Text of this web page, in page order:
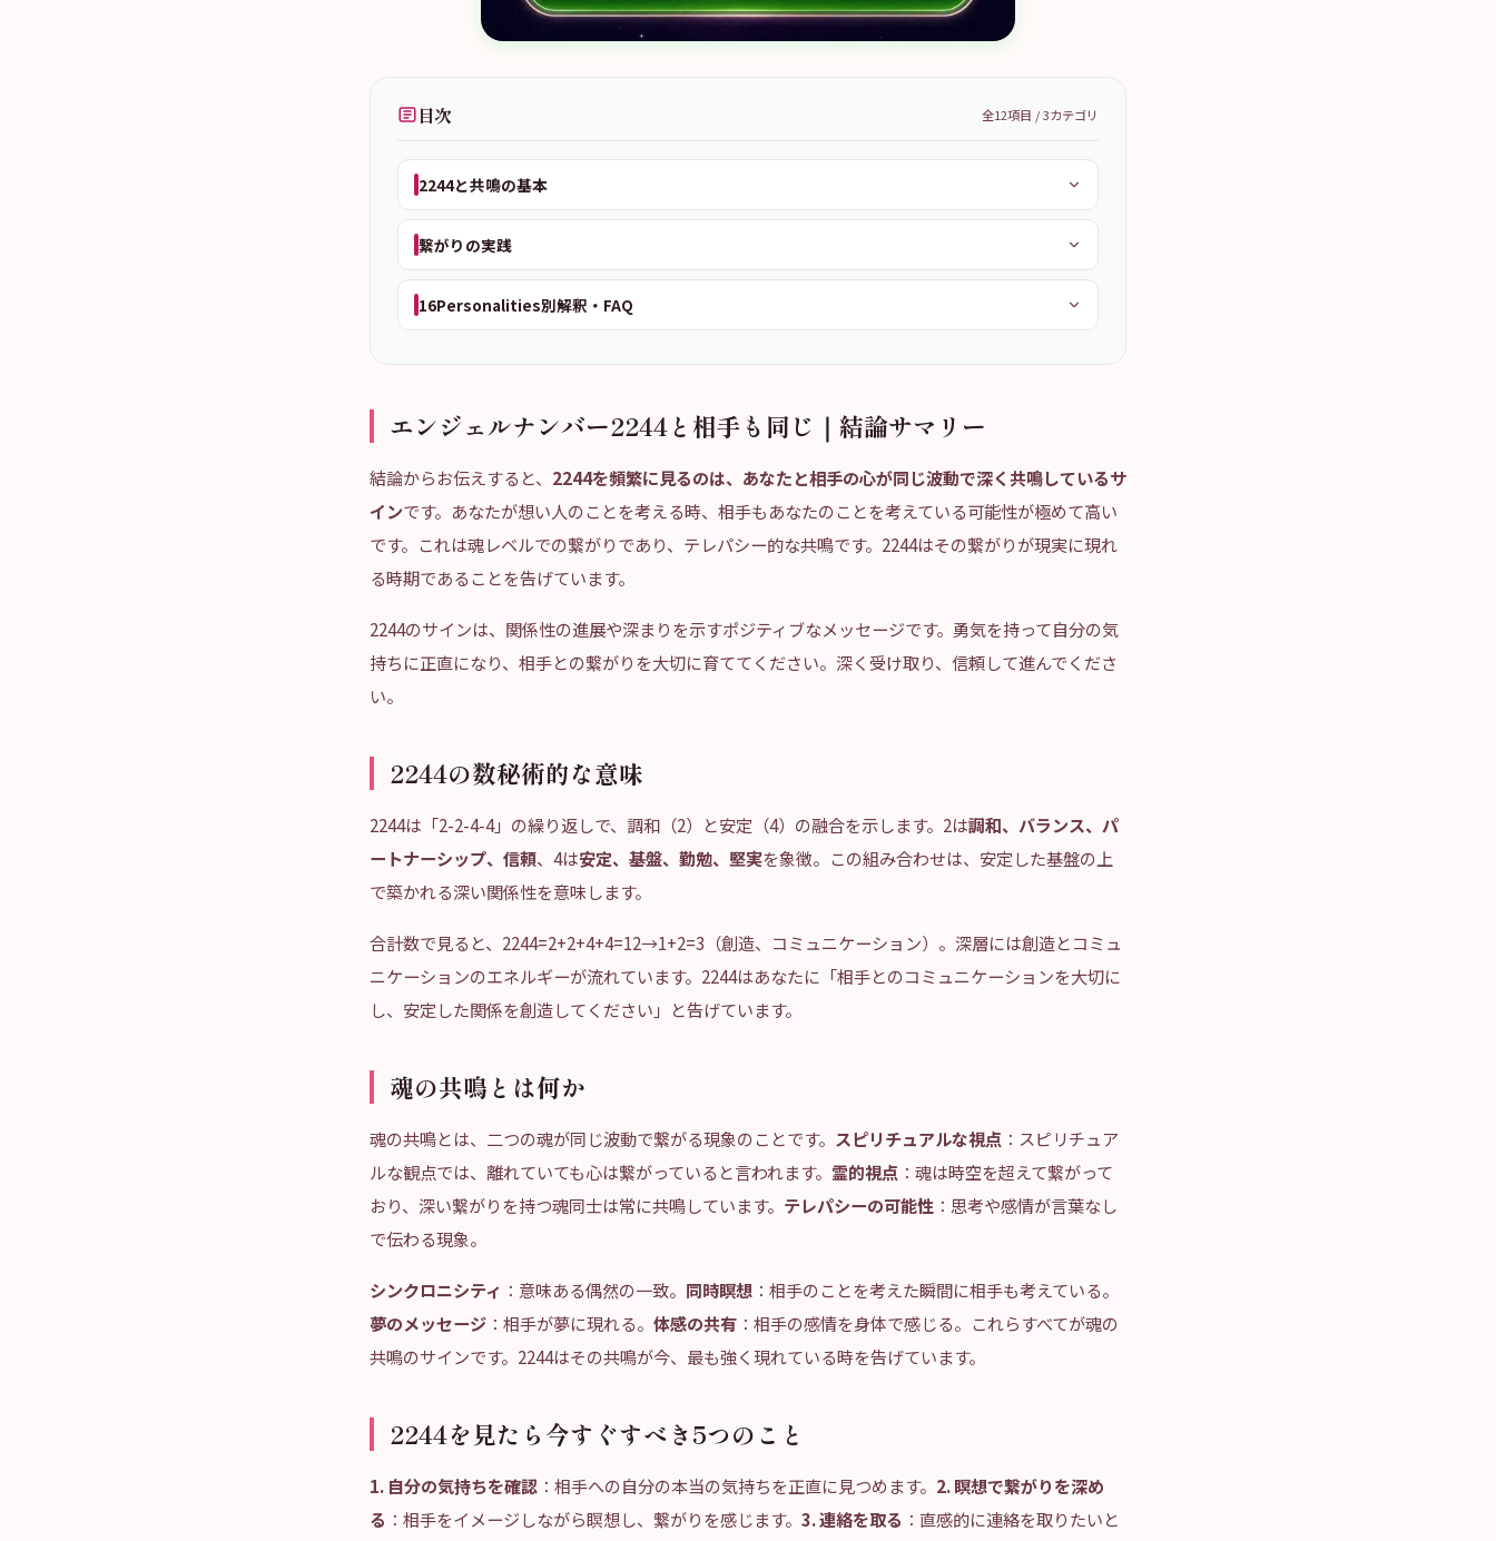
目次 全12項目 /3カテゴリ
2244と共鳴の基本
繋がりの実践
16Personalities別解釈・FAQ
エンジェルナンバー2244と相手も同じ｜結論サマリー
結論からお伝えすると、 2244を頻繁に見るのは、あなたと相手の心が同じ波動で深く共鳴しているサ
インです。あなたが想い人のことを考える時、相手もあなたのことを考えている可能性が極めて高い
です。これは魂レベルでの繋がりであり、テレパシー的な共鳴です。2244はその繋がりが現実に現れ
る時期であることを告げています。
2244のサインは、関係性の進展や深まりを示すポジティブなメッセージです。勇気を持って自分の気
持ちに正直になり、相手との繋がりを大切に育ててください。深く受け取り、信頼して進んでくださ
い。
2244の数秘術的な意味
2244は「2-2-4-4」の繰り返しで、調和（2）と安定（4）の融合を示します。2は調和、バランス、パ
ートナーシップ、信頼、4は安定、基盤、勤勉、堅実を象徴。この組み合わせは、安定した基盤の上
で築かれる深い関係性を意味します。
合計数で見ると、2244=2+2+4+4=12→1+2=3（創造、コミュニケーション）。深層には創造とコミュ
ニケーションのエネルギーが流れています。2244はあなたに「相手とのコミュニケーションを大切に
し、安定した関係を創造してください」と告げています。
魂の共鳴とは何か
魂の共鳴とは、二つの魂が同じ波動で繋がる現象のことです。 スピリチュアルな視点 ：スピリチュア
ルな観点では、離れていても心は繋がっていると言われます。 霊的視点 ：魂は時空を超えて繋がって
おり、深い繋がりを持つ魂同士は常に共鳴しています。 テレパシーの可能性 ：思考や感情が言葉なし
で伝わる現象。
シンクロニシティ ：意味ある偶然の一致。 同時瞑想 ：相手のことを考えた瞬間に相手も考えている。
夢のメッセージ ：相手が夢に現れる。 体感の共有 ：相手の感情を身体で感じる。これらすべてが魂の
共鳴のサインです。2244はその共鳴が今、最も強く現れている時を告げています。
2244を見たら今すぐすべき5つのこと
1. 自分の気持ちを確認 ：相手への自分の本当の気持ちを正直に見つめます。 2. 瞑想で繋がりを深め
る ：相手をイメージしながら瞑想し、繋がりを感じます。 3. 連絡を取る ：直感的に連絡を取りたいと